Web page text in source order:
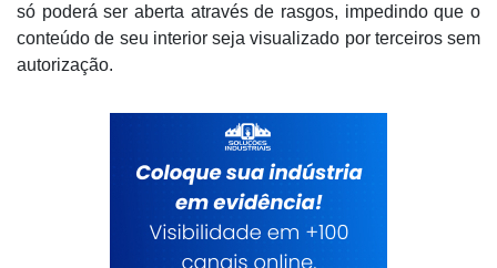
só poderá ser aberta através de rasgos, impedindo que o
conteúdo de seu interior seja visualizado por terceiros sem
autorização.